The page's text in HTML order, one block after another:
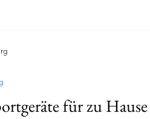
für zu Hause